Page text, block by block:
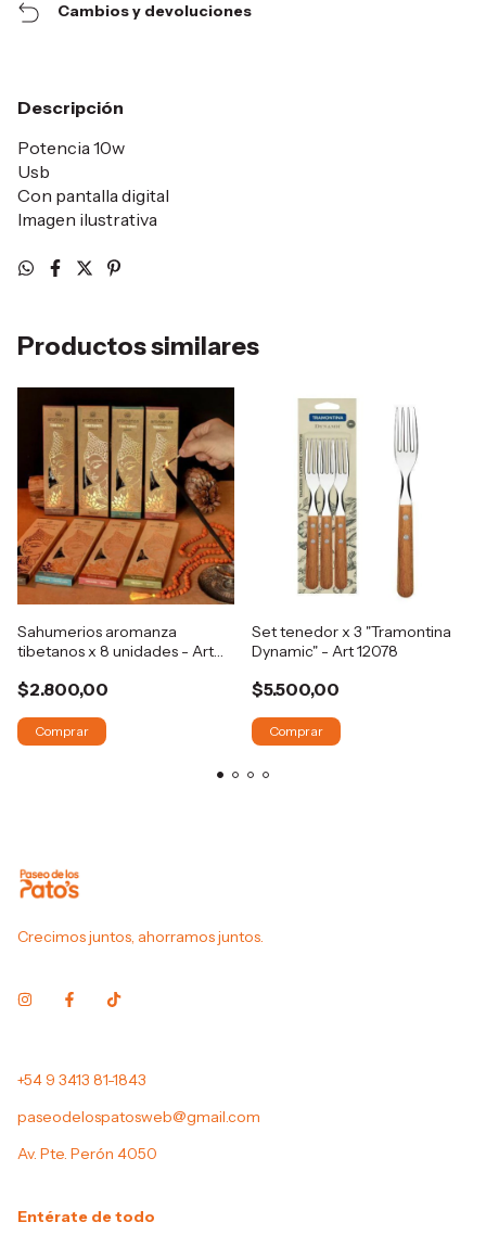
Cambios y devoluciones
Descripción
Potencia 10w
Usb
Con pantalla digital
Imagen ilustrativa
Productos similares
Sahumerios aromanza
tibetanos x 8 unidades - Art
$2.800,00
Comprar
Set tenedor x 3 "Tramontina
Dynamic" - Art 12078
$5.500,00
Crecimos juntos, ahorramos juntos.
+54 9 3413 81-1843
paseodelospatosweb@gmail.com
Av. Pte. Perón 4050
Entérate de todo